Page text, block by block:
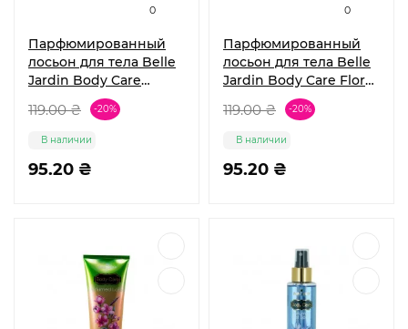
0
Парфюмированный
лосьон для тела Belle
Jardin Body Care
Magnolia Bergamot
250 мл
119.00 ₴ -20%
95.20 ₴
В наличии
0
Парфюмированный
лосьон для тела Belle
Jardin Body Care Floral
Vanilla Goat milk 250
мл
119.00 ₴ -20%
95.20 ₴
В наличии